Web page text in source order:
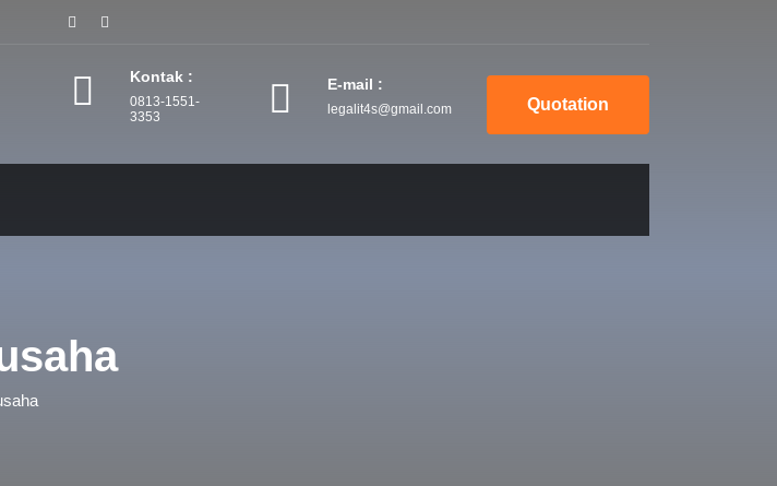
Kontak :
0813-1551-
3353
E-mail :
legalit4s@gmail.com Quotation